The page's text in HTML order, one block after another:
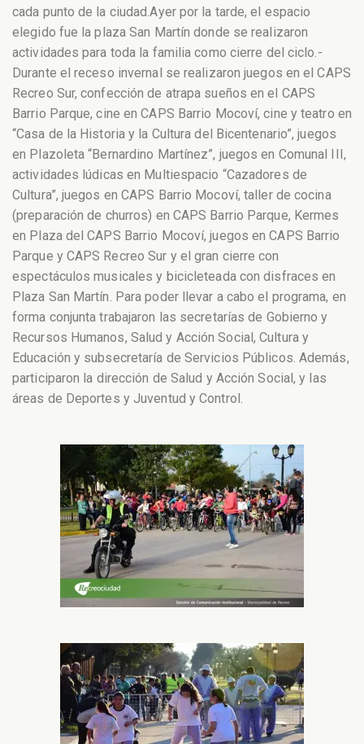
cada punto de la ciudad.Ayer por la tarde, el espacio
elegido fue la plaza San Martín donde se realizaron
actividades para toda la familia como cierre del ciclo.-
Durante el receso invernal se realizaron juegos en el CAPS
Recreo Sur, confección de atrapa sueños en el CAPS
Barrio Parque, cine en CAPS Barrio Mocoví, cine y teatro en
“Casa de la Historia y la Cultura del Bicentenario”, juegos
en Plazoleta “Bernardino Martínez”, juegos en Comunal III,
actividades lúdicas en Multiespacio “Cazadores de
Cultura”, juegos en CAPS Barrio Mocoví, taller de cocina
(preparación de churros) en CAPS Barrio Parque, Kermes
en Plaza del CAPS Barrio Mocoví, juegos en CAPS Barrio
Parque y CAPS Recreo Sur y el gran cierre con
espectáculos musicales y bicicleteada con disfraces en
Plaza San Martín. Para poder llevar a cabo el programa, en
forma conjunta trabajaron las secretarías de Gobierno y
Recursos Humanos, Salud y Acción Social, Cultura y
Educación y subsecretaría de Servicios Públicos. Además,
participaron la dirección de Salud y Acción Social, y las
áreas de Deportes y Juventud y Control.